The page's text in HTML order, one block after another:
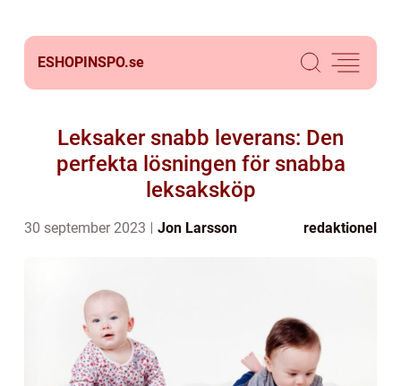
ESHOPINSPO.se
Leksaker snabb leverans: Den
perfekta lösningen för snabba
leksaksköp
30 september 2023 Jon Larsson redaktionel